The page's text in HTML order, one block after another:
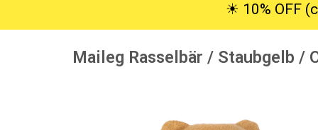
☀︎ 10% OFF
Maileg Rasselbär / Staubgelb /